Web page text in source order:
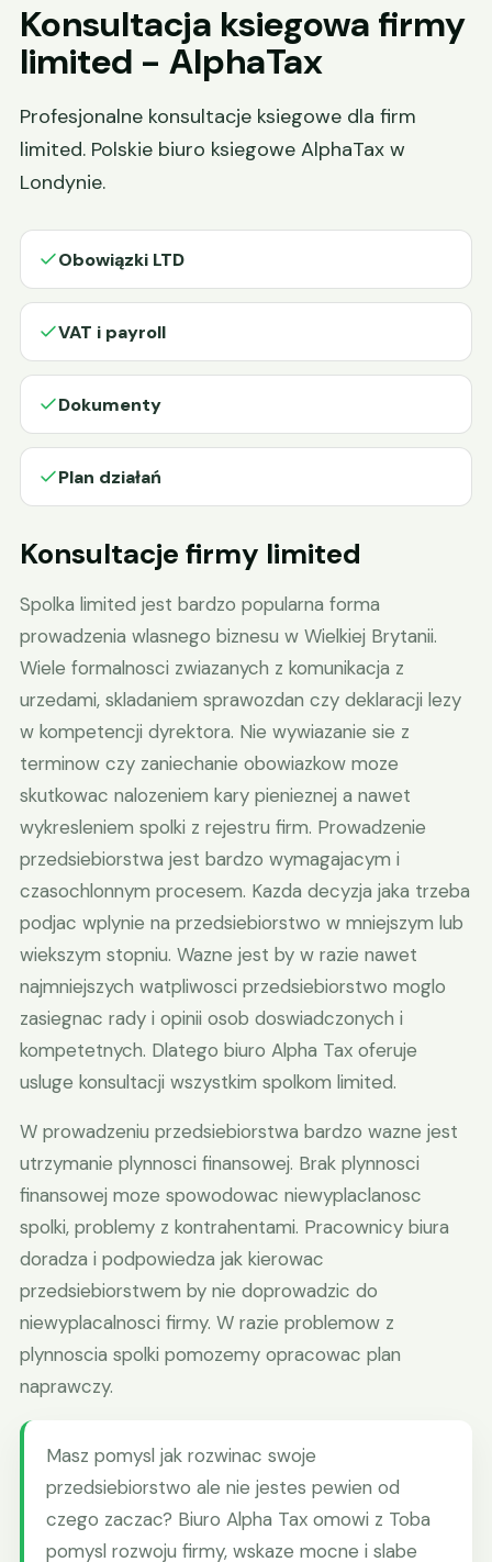
Konsultacja ksiegowa firmy
limited - AlphaTax
Profesjonalne konsultacje ksiegowe dla firm
limited. Polskie biuro ksiegowe AlphaTax w
Londynie.
Obowiązki LTD
VAT i payroll
Dokumenty
Plan działań
Konsultacje firmy limited
Spolka limited jest bardzo popularna forma
prowadzenia wlasnego biznesu w Wielkiej Brytanii.
Wiele formalnosci zwiazanych z komunikacja z
urzedami, skladaniem sprawozdan czy deklaracji lezy
w kompetencji dyrektora. Nie wywiazanie sie z
terminow czy zaniechanie obowiazkow moze
skutkowac nalozeniem kary pienieznej a nawet
wykresleniem spolki z rejestru firm. Prowadzenie
przedsiebiorstwa jest bardzo wymagajacym i
czasochlonnym procesem. Kazda decyzja jaka trzeba
podjac wplynie na przedsiebiorstwo w mniejszym lub
wiekszym stopniu. Wazne jest by w razie nawet
najmniejszych watpliwosci przedsiebiorstwo moglo
zasiegnac rady i opinii osob doswiadczonych i
kompetetnych. Dlatego biuro Alpha Tax oferuje
usluge konsultacji wszystkim spolkom limited.
W prowadzeniu przedsiebiorstwa bardzo wazne jest
utrzymanie plynnosci finansowej. Brak plynnosci
finansowej moze spowodowac niewyplaclanosc
spolki, problemy z kontrahentami. Pracownicy biura
doradza i podpowiedza jak kierowac
przedsiebiorstwem by nie doprowadzic do
niewyplacalnosci firmy. W razie problemow z
plynnoscia spolki pomozemy opracowac plan
naprawczy.
Masz pomysl jak rozwinac swoje
przedsiebiorstwo ale nie jestes pewien od
czego zaczac? Biuro Alpha Tax omowi z Toba
pomysl rozwoju firmy, wskaze mocne i slabe